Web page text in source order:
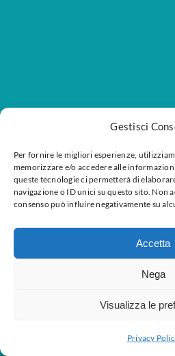
Gestisci
Per fornire le migliori esperienze,
memorizzare e/o accedere alle
queste tecnologie ci permetterà di
navigazione o ID unici su questo sito. Non
consenso può influire negativamente su
Accetta
Nega
Visualizza le
Privacy